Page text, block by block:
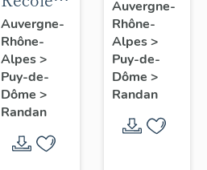
inventaire
du fonds
mobilier
du
domaine
royal de
Randan
Auvergne-
Rhône-
Alpes>
Puy-de-
Dôme >
Randan
Auvergne-
Rhône-
Alpes>
Puy-de-
Dôme >
Randan